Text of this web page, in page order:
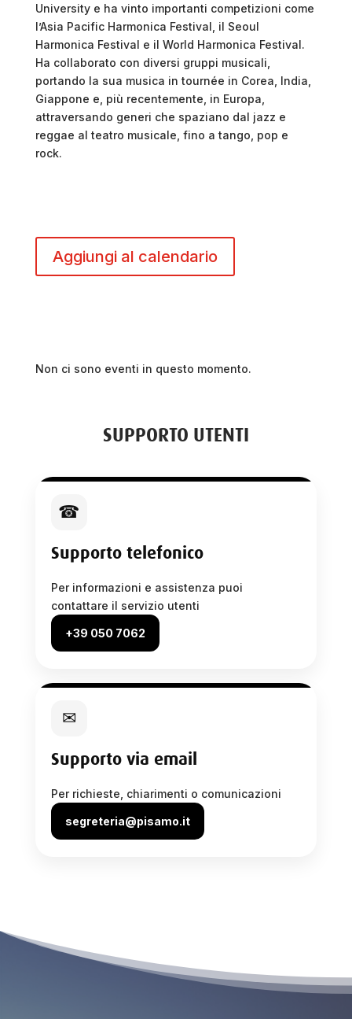
University e ha vinto importanti competizioni come
l’Asia Pacific Harmonica Festival, il Seoul
Harmonica Festival e il World Harmonica Festival.
Ha collaborato con diversi gruppi musicali,
portando la sua musica in tournée in Corea, India,
Giappone e, più recentemente, in Europa,
attraversando generi che spaziano dal jazz e
reggae al teatro musicale, fino a tango, pop e
rock.
Aggiungi al calendario
Non ci sono eventi in questo momento.
SUPPORTO UTENTI
☎
Supporto telefonico
Per informazioni e assistenza puoi
contattare il servizio utenti
+39 050 7062
✉
Supporto via email
Per richieste, chiarimenti o comunicazioni
segreteria@pisamo.it